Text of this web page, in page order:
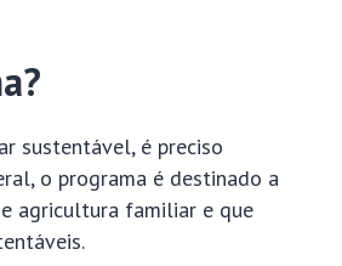
sustentável, é preciso
o programa é destinado a
agricultura familiar e que